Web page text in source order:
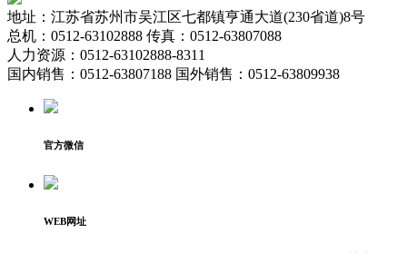
地址：江苏省苏州市吴江区七都镇亨通大道(230省道)8号
总机：0512-63102888 传真：0512-63807088
人力资源：0512-63102888-8311
国内销售：0512-63807188 国外销售：0512-63809938
官方微信
WEB网址